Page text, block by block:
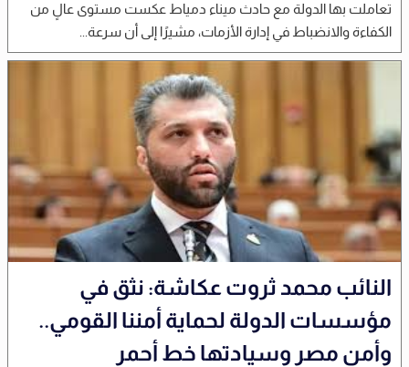
تعاملت بها الدولة مع حادث ميناء دمياط عكست مستوى عالٍ من
الكفاءة والانضباط في إدارة الأزمات، مشيرًا إلى أن سرعة...
النائب محمد ثروت عكاشة: نثق في
مؤسسات الدولة لحماية أمننا القومي..
وأمن مصر وسيادتها خط أحمر